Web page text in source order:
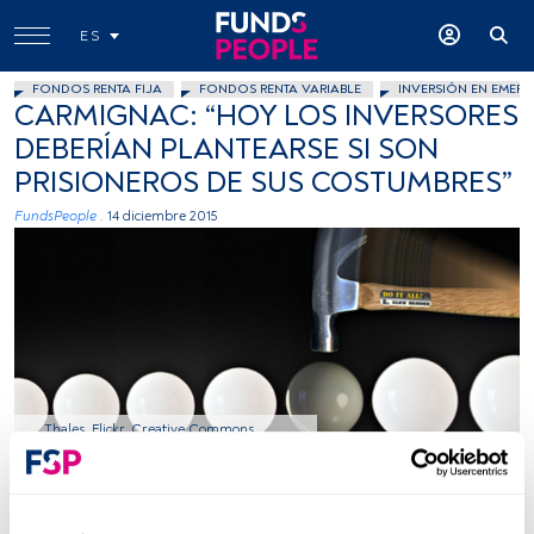
ES
FONDOS RENTA FIJA FONDOS RENTA VARIABLE INVERSIÓN EN
CARMIGNAC: “HOY LOS INVERSORES
DEBERÍAN PLANTEARSE SI SON
PRISIONEROS DE SUS COSTUMBRES”
FundsPeople . 14 diciembre 2015
Thales, Flickr, Creative Commons